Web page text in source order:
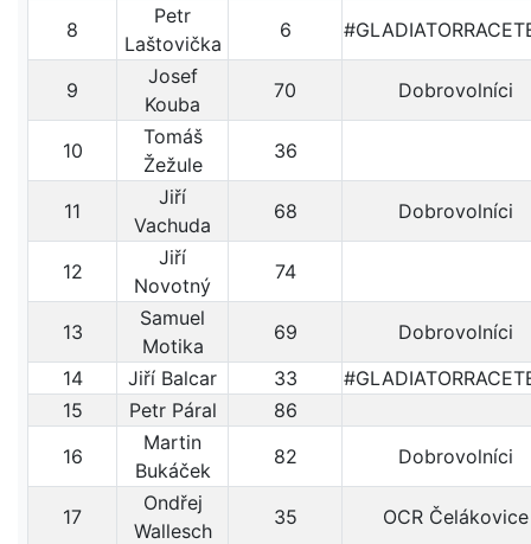
8
Petr
Laštovička
6
9
Josef
Kouba
70 Dobrovolníci
10
Tomáš
Žežule
36
11
Jiří
Vachuda
68 Dobrovolníci
12
Jiří
Novotný
74
13
Samuel
Motika
69
Dobrovolníci
14
Jiří Balcar 33
15
Petr Páral
86
16
Martin
Bukáček
82 Dobrovolníci
17
Ondřej
Wallesch
35 OCR Čelákovice